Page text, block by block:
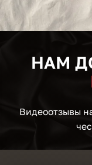
НАМ
Видеоотзывы